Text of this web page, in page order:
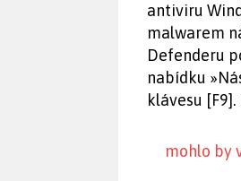
antiviru
malwarem
Defenderu
nabídku
klávesu
mohlo by